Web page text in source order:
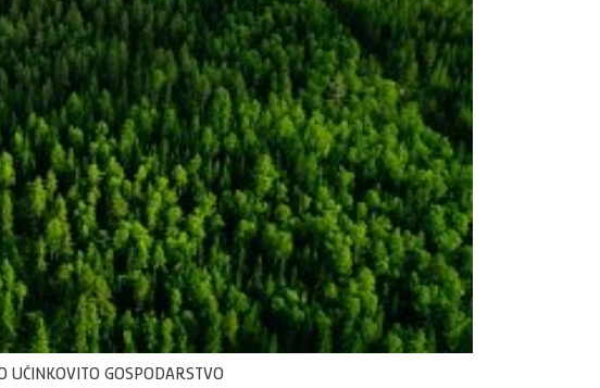
UČINKOVITO GOSPODARSTVO